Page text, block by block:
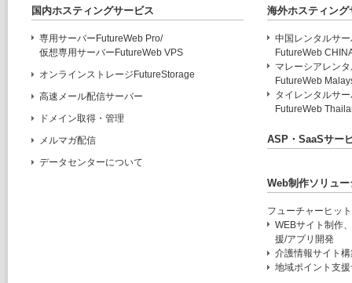
国内ホスティングサービス
専用サーバーFutureWeb Pro/
仮想専用サーバーFutureWeb VPS
オンラインストレージFutureStorage
高速メール配信サーバー
ドメイン取得・管理
メルマガ配信
データセンターについて
海外ホスティング
中国レンタルサ
FutureWeb
マレーシアレン
FutureWeb
タイレンタルサ
FutureWeb
ASP・SaaSサー
Web制作ソリュー
フューチャーヒッ
WEBサイト制作
援/アプリ開発
介護情報サイト
地域ポイント支